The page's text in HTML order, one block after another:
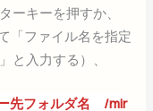
ーキーを押すか、
「ファイル名を指定
と入力する）、
先フォルダ名 /mir